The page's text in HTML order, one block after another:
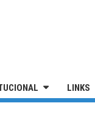
LINKS